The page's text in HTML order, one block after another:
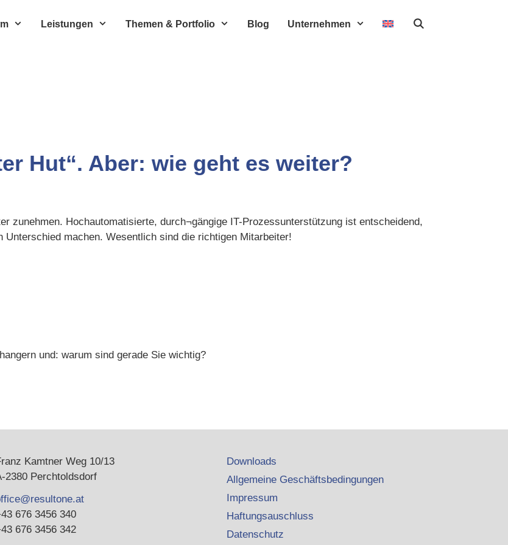
Leistungen Themen & Portfolio Blog Unternehmen
Hut“. Aber: wie geht es weiter?
zunehmen. Hochautomatisierte, durch¬gängige IT-Prozessunterstützung ist entscheidend,
machen. Wesentlich sind die richtigen Mitarbeiter!
und: warum sind gerade Sie wichtig?
Kamtner Weg 10/13
2380 Perchtoldsdorf
676 3456 340
676 3456 342
Downloads
Allgemeine Geschäftsbedingungen
Impressum
Haftungsauschluss
Datenschutz